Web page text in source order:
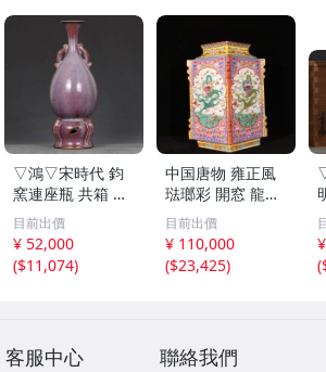
▽鴻▽宋時代 鈞
窯連座瓶 共箱 時
代物 中国古美術
骨董品
目前出價
¥ 52,000
($11,074)
中国唐物 雍正風
琺瑯彩 開窓 龍紋
菱形瓶 花瓶 中国
古美術 鑑賞用 時
代物
目前出價
¥ 110,000
($23,425)
(
客服中心 聯絡我們